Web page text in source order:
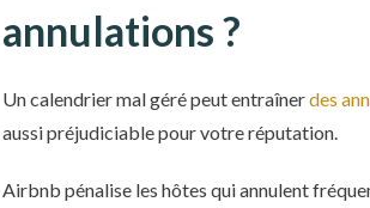
annulations ?
Un calendrier mal géré peut entraînerdes
aussi préjudiciable pour votre réputation.
Airbnb pénalise les hôtes qui annulent